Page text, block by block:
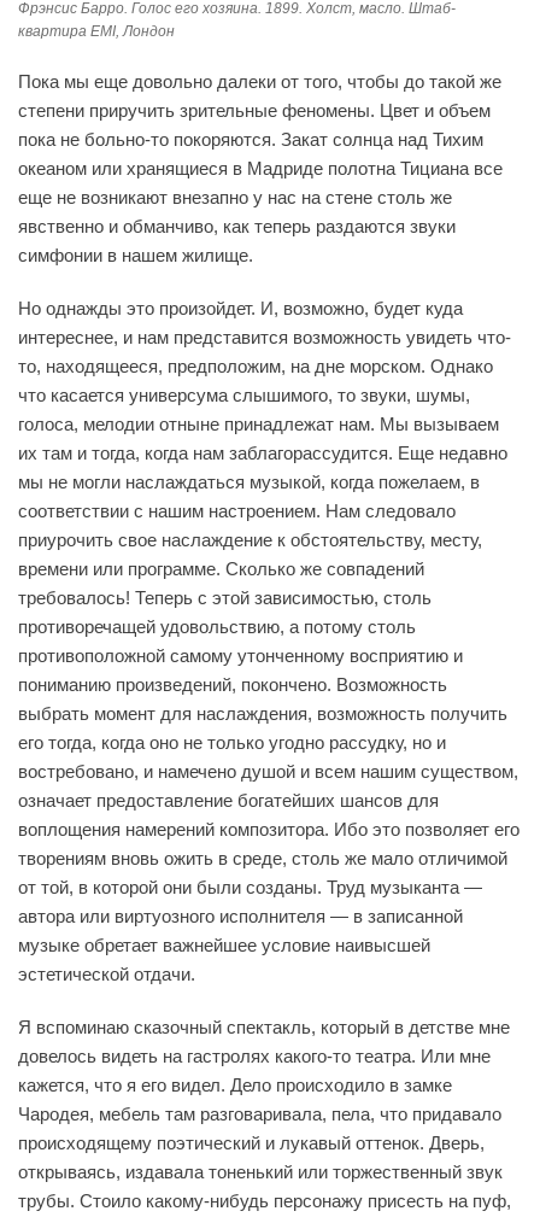
Фрэнсис Барро. Голос его хозяина. 1899. Холст, масло. Штаб-
квартира EMI, Лондон
Пока мы еще довольно далеки от того, чтобы до такой же
степени приручить зрительные феномены. Цвет и объем
пока не больно-то покоряются. Закат солнца над Тихим
океаном или хранящиеся в Мадриде полотна Тициана все
еще не возникают внезапно у нас на стене столь же
явственно и обманчиво, как теперь раздаются звуки
симфонии в нашем жилище.
Но однажды это произойдет. И, возможно, будет куда
интереснее, и нам представится возможность увидеть что-
то, находящееся, предположим, на дне морском. Однако
что касается универсума слышимого, то звуки, шумы,
голоса, мелодии отныне принадлежат нам. Мы вызываем
их там и тогда, когда нам заблагорассудится. Еще недавно
мы не могли наслаждаться музыкой, когда пожелаем, в
соответствии с нашим настроением. Нам следовало
приурочить свое наслаждение к обстоятельству, месту,
времени или программе. Сколько же совпадений
требовалось! Теперь с этой зависимостью, столь
противоречащей удовольствию, а потому столь
противоположной самому утонченному восприятию и
пониманию произведений, покончено. Возможность
выбрать момент для наслаждения, возможность получить
его тогда, когда оно не только угодно рассудку, но и
востребовано, и намечено душой и всем нашим существом,
означает предоставление богатейших шансов для
воплощения намерений композитора. Ибо это позволяет его
творениям вновь ожить в среде, столь же мало отличимой
от той, в которой они были созданы. Труд музыканта —
автора или виртуозного исполнителя — в записанной
музыке обретает важнейшее условие наивысшей
эстетической отдачи.
Я вспоминаю сказочный спектакль, который в детстве мне
довелось видеть на гастролях какого-то театра. Или мне
кажется, что я его видел. Дело происходило в замке
Чародея, мебель там разговаривала, пела, что придавало
происходящему поэтический и лукавый оттенок. Дверь,
открываясь, издавала тоненький или торжественный звук
трубы. Стоило какому-нибудь персонажу присесть на пуф,